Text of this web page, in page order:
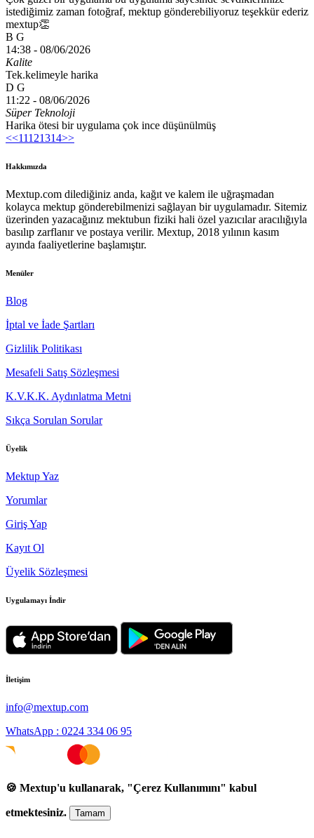
istediğimiz zaman fotoğraf, mektup gönderebiliyoruz teşekkür ederiz
mextup👏
B G
14:38 - 08/06/2026
Kalite
Tek.kelimeyle harika
D G
11:22 - 08/06/2026
Süper Teknoloji
Harika ötesi bir uygulama çok ince düşünülmüş
<<11121314>>
Hakkımızda
Mextup.com dilediğiniz anda, kağıt ve kalem ile uğraşmadan
kolayca mektup gönderebilmenizi sağlayan bir uygulamadır. Sitemiz
üzerinden yazacağınız mektubun fiziki hali özel yazıcılar aracılığıyla
basılıp zarflanır ve postaya verilir. Mextup, 2018 yılının kasım
ayında faaliyetlerine başlamıştır.
Menüler
Blog
İptal ve İade Şartları
Gizlilik Politikası
Mesafeli Satış Sözleşmesi
K.V.K.K. Aydınlatma Metni
Sıkça Sorulan Sorular
Üyelik
Mektup Yaz
Yorumlar
Giriş Yap
Kayıt Ol
Üyelik Sözleşmesi
Uygulamayı İndir
İletişim
info@mextup.com
WhatsApp : 0224 334 06 95
🍪 Mextup'u kullanarak, "Çerez Kullanımını" kabul
etmektesiniz. Tamam